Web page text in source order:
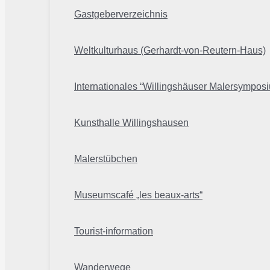
Gastgeberverzeichnis
Weltkulturhaus (Gerhardt-von-Reutern-Haus)
Internationales “Willingshäuser
Kunsthalle Willingshausen
Malerstübchen
Museumscafé „les beaux-arts“
Tourist-information
Wanderwege